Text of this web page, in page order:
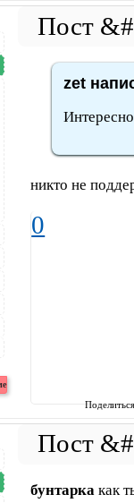
zet
никто не
0
бунтарка как